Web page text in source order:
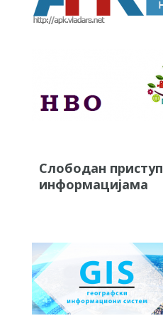
Слободан приступ
информацијама